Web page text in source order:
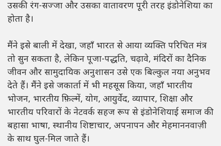
उसकी रंग-सज्जा और उसका वातावरण पूरी तरह इंडोनेशिया का
होता है।
मैंने इसे बाली में देखा, जहाँ भारत से आया व्यक्ति परिचित मंत्र
तो सुन सकता है, लेकिन पूजा-पद्धति, चढ़ावे, मंदिरों का दैनिक
जीवन और सामुदायिक अनुशासन उसे एक बिल्कुल नया अनुभव
देते हैं। मैंने इसे जकार्ता में भी महसूस किया, जहाँ भारतीय
भोजन, भारतीय फ़िल्में, योग, आयुर्वेद, व्यापार, शिक्षा और
भारतीय परिवारों के नेटवर्क सहज रूप से इंडोनेशियाई समाज की
बहासा भाषा, स्थानीय शिष्टाचार, अपनापन और मेहमाननवाज़ी
के साथ घुल-मिल जाते हैं।